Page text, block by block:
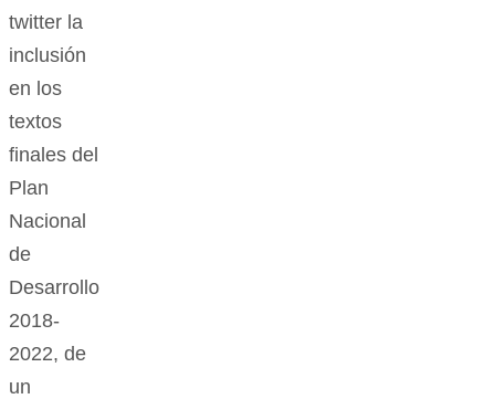
twitter la
inclusión
en los
textos
finales del
Plan
Nacional
de
Desarrollo
2018-
2022, de
un